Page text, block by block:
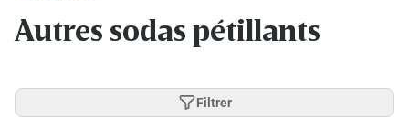
Autres sodas pétillants
Filtrer